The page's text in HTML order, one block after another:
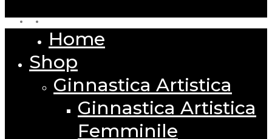
facebookinstagram
Close
Menu
Home
Shop
Ginnastica Artistica
Ginnastica Artistica
Femminile